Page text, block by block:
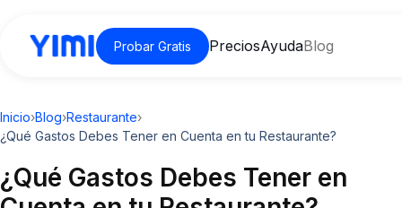
Probar Gratis PreciosAyudaBlog
Inicio›Blog›Restaurante›
¿Qué Gastos Debes Tener en Cuenta en tu Restaurante?
¿Qué Gastos Debes Tener en